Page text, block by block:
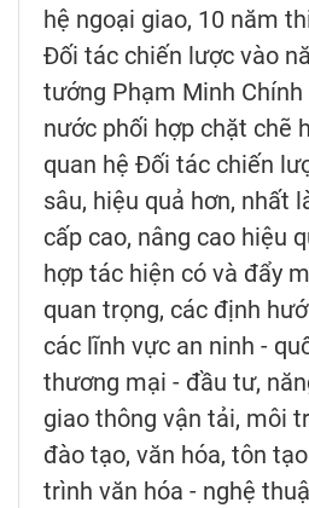
hệ ngoại giao, 10 năm
Đối tác chiến lược vào
tướng Phạm Minh
nước phối hợp chặt chẽ
quan hệ Đối tác chiến
sâu, hiệu quả hơn, nhất
cấp cao, nâng cao hiệu
hợp tác hiện có và đẩy
quan trọng, các định
các lĩnh vực an ninh -
thương mại - đầu tư,
giao thông vận tải, môi
đào tạo, văn hóa, tôn
trình văn hóa - nghệ